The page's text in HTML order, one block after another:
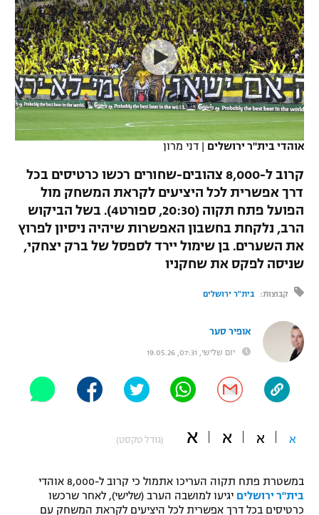
VOD
רץ ברשת
תוצאות
לוח שידורים
ברחבה
"מעל הליגה" – פודקאסט
"מחצית בשכונה" – פודקאסט
משתתפים וזוכים בפרסים
תקנון משתתפים וזוכים בפרסים
תקנון עבור פעילות ספורט 1 – "מרלן"
טניס
גיימינג E-Sports
נבחרת ישראל
מכבי חיפה
בית"ר ירושלים
מכבי תל אביב
הפועל חיפה
הפועל באר שבע
מכבי נתניה
בני יהודה
ליגה ספרדית
ליגה איטלקית
ליגה צרפתית
ליגה הולנדית
ליגה טורקית
ליגה סינית
ליגה ברזילאית
ליגות נוספות
כדורסל נשים
מכבי תל אביב
הפועל חולון
הפועל ירושלים
דני אבדיה
יורוליג
יורוקאפ
טניס
כדוריד
כדורעף
שחייה
ג'ודו
אגרוף
ספורט אולימפי
אופניים
ספורט מוטורי
בייסבול MLB
אוהדי בית"ר ירושלים | דני מרון
קרוב ל-8,000 צהובים-שחורים רכשו כרטיסים בכל
דרך אפשרית לכל היציעים לקראת המשחק מול
הפועל פתח תקוה (20:30, ספורט4). בשל הביקוש
הרב, נלקחת בחשבון האפשרות שיהיה ניסיון לפרוץ
את השערים. בן שימול יירד לספסל של ברק יצחקי,
שניסה לפקס את שחקניו
קבוצות: בית"ר ירושלים
אופיר סער
יום שלישי, 07:31, 19.05.26
א א א א (גודל טקסט)
במשטרת פתח תקוה העריכו אתמול כי קרוב ל-8,000 אוהדי
בית"ר ירושלים יגיעו למושבה הערב (שלישי), לאחר שרכשו
כרטיסים בכל דרך אפשרית לכל היציעים לקראת המשחק עם